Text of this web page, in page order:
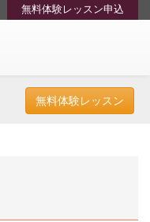
無料体験レッスン申込
無料体験レッスン